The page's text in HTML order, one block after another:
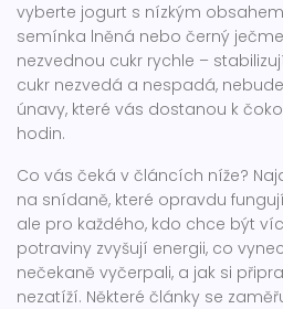
vyberte jogurt s nízkým
semínka lněná nebo černý
nezvednou cukr rychle –
cukr nezvedá a nespadá,
únavy, které vás dostanou k
hodin.
Co vás čeká v článcích níže?
na snídaně, které opravdu
ale pro každého, kdo chce být
potraviny zvyšují energii, co
nečekaně vyčerpali, a jak si
nezatíží. Některé články se